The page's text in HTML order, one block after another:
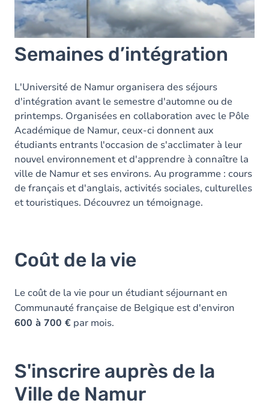
Semaines d’intégration
L'Université de Namur organisera des séjours
d'intégration avant le semestre d'automne ou de
printemps. Organisées en collaboration avec le Pôle
Académique de Namur, ceux-ci donnent aux
étudiants entrants l'occasion de s'acclimater à leur
nouvel environnement et d'apprendre à connaître la
ville de Namur et ses environs. Au programme : cours
de français et d'anglais, activités sociales, culturelles
et touristiques. Découvrez un témoignage.
Manage privacy settings
Coût de la vie
Le coût de la vie pour un étudiant séjournant en
Communauté française de Belgique est d'environ
600 à 700 € par mois.
S'inscrire auprès de la
Ville de Namur